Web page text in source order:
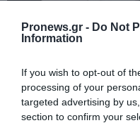
Pronews.gr - Do Not
Information
If you wish to opt-out of
processing of your
targeted advertising by
section to confirm your
PRONEWS.GR /ΠΡΟΣΩΠΑ
Οι πιο
ελληνικού
σχέσεις που